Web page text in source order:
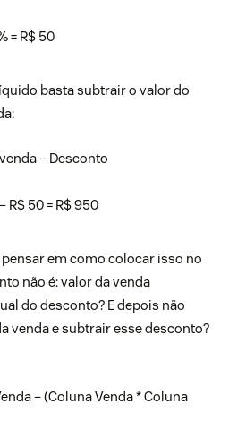
= R$ 50
basta subtrair o valor do
– Desconto
R$ 50 = R$ 950
em como colocar isso no
não é: valor da venda
do desconto? E depois não
venda e subtrair esse desconto?
– (Coluna Venda * Coluna